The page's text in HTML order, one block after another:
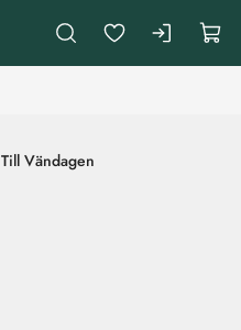
Till Vändagen